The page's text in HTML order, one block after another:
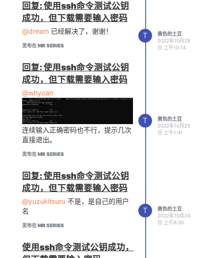
换了好几个
ubuntu20.04，win11子系统wsl
回复: 使用ssh命令测试公钥
成功，但下载需要输入密码
@dream 已经解决了，谢谢！
发布在 MR SERIES
T
黄色的土豆
2022年10月28
日 上午10:14
回复: 使用ssh命令测试公钥
成功，但下载需要输入密码
@whycan
连续输入正确密码也不行，提示几次
直接退出。
发布在 MR SERIES
T
黄色的土豆
2022年10月25
日 上午1:41
回复: 使用ssh命令测试公钥
成功，但下载需要输入密码
@yuzukitsuru 不是，是自己的用户
名
发布在 MR SERIES
T
黄色的土豆
2022年10月24
日 上午8:30
使用ssh命令测试公钥成功，